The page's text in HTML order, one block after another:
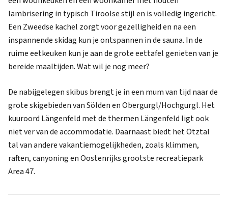
lambrisering in typisch Tiroolse stijl en is volledig ingericht.
Een Zweedse kachel zorgt voor gezelligheid en na een
inspannende skidag kun je ontspannen in de sauna. In de
ruime eetkeuken kun je aan de grote eettafel genieten van je
bereide maaltijden. Wat wil je nog meer?
De nabijgelegen skibus brengt je in een mum van tijd naar de
grote skigebieden van Sölden en Obergurgl/Hochgurgl. Het
kuuroord Längenfeld met de thermen Längenfeld ligt ook
niet ver van de accommodatie. Daarnaast biedt het Ötztal
tal van andere vakantiemogelijkheden, zoals klimmen,
raften, canyoning en Oostenrijks grootste recreatiepark
Area 47.